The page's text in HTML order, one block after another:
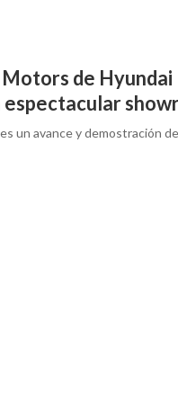
de Hyundai
un avance y demostración